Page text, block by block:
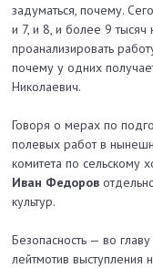
задуматься, почему.
и 7, и 8, и более 9 тысяч
проанализировать
почему у одних
Николаевич.
Говоря о мерах по
полевых работ в
комитета по сельскому
Иван Федоров
культур.
Безопасность — во
лейтмотив выступления